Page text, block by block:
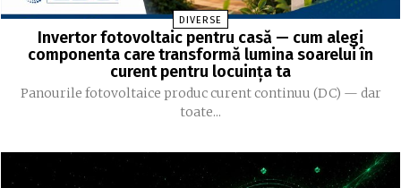
DIVERSE
Invertor fotovoltaic pentru casă — cum alegi
componenta care transformă lumina soarelui în
curent pentru locuința ta
Panourile fotovoltaice produc curent continuu (DC) — dar
toate...